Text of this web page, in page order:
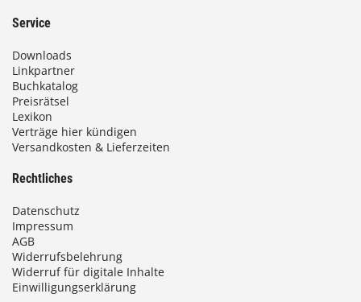
€
Service
Downloads
Linkpartner
Buchkatalog
Preisrätsel
Lexikon
Verträge hier kündigen
Versandkosten & Lieferzeiten
Rechtliches
Datenschutz
Impressum
AGB
Widerrufsbelehrung
Widerruf für digitale Inhalte
Einwilligungserklärung